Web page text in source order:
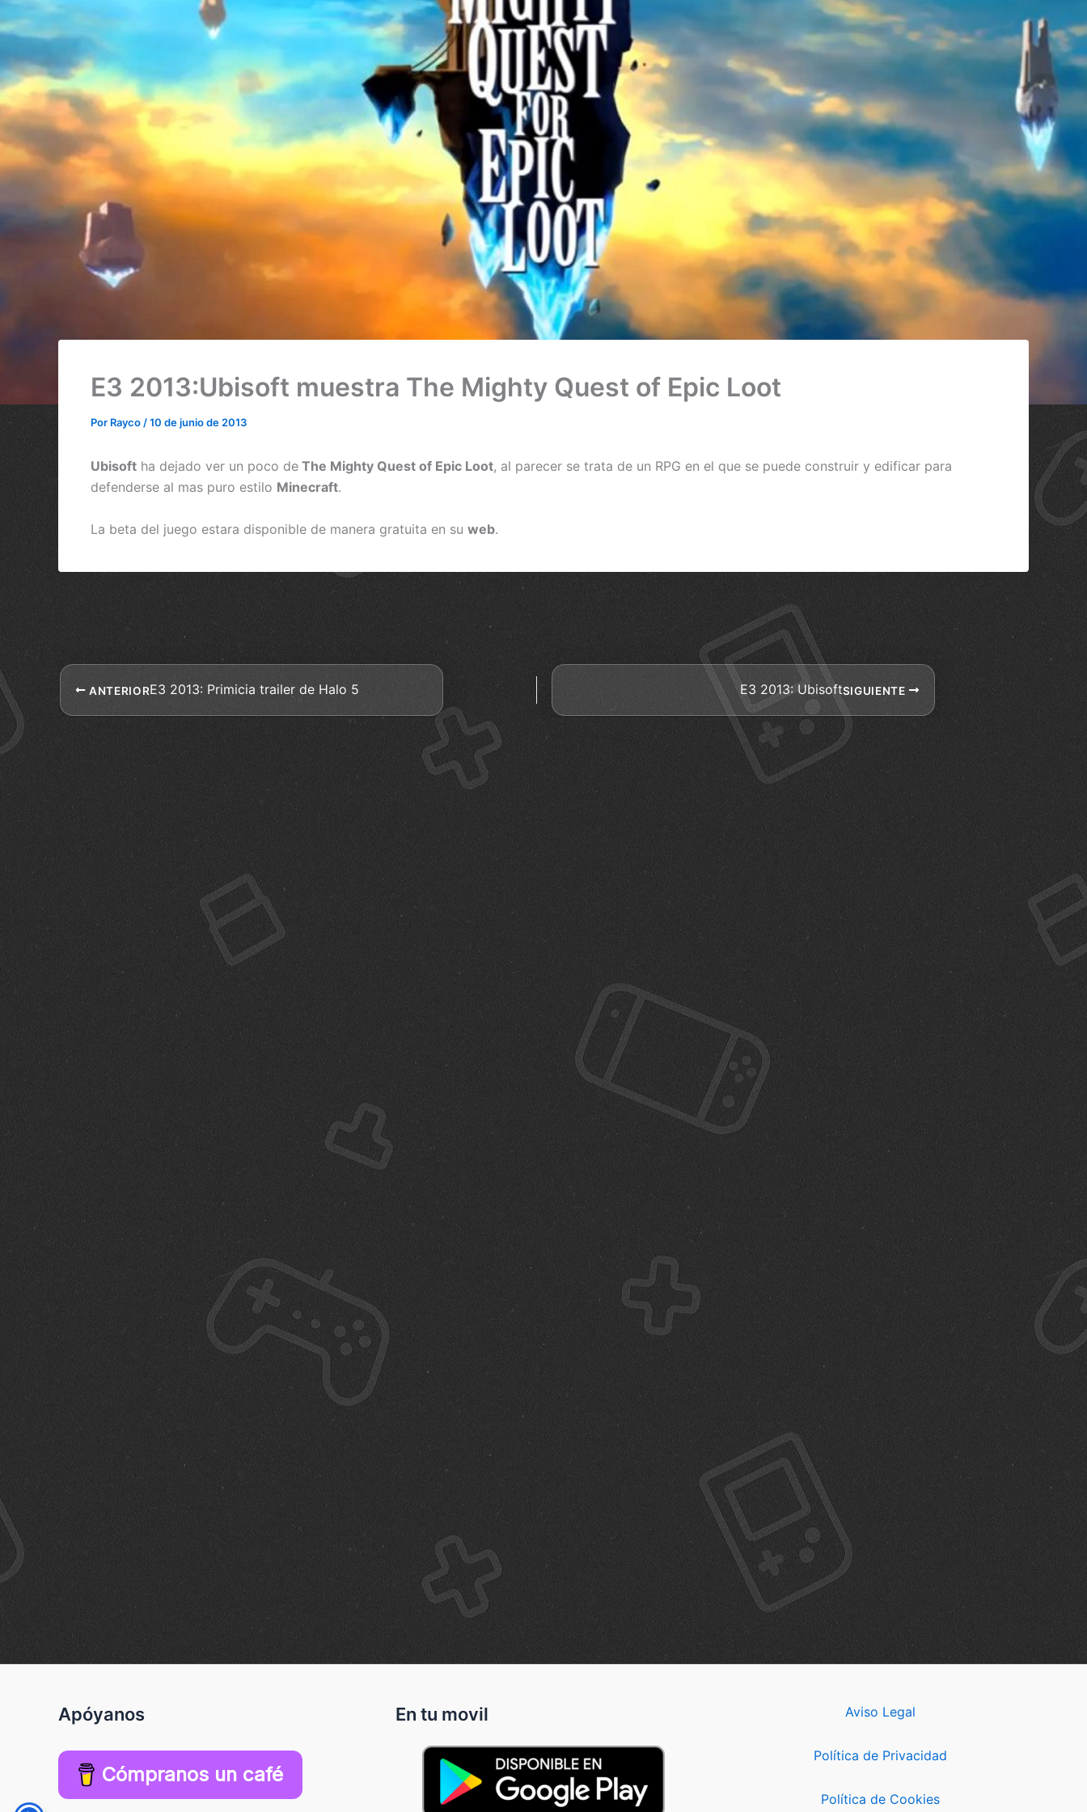
E3 2013:Ubisoft muestra The Mighty Quest of Epic Loot
Por Rayco/10 de junio de 2013
Ubisoft ha dejado ver un poco de The Mighty Quest of Epic Loot, al parecer se trata de un RPG en el que se puede construir y edificar para
defenderse al mas puro estilo Minecraft.
La beta del juego estara disponible de manera gratuita en su web.
ANTERIORE3 2013: Primicia trailer de Halo 5 SIGUIENTE
E3 2013: Ubisoft
Apóyanos
Cómpranos un café
En tu movil Aviso Legal
Política de Privacidad
Política de Cookies